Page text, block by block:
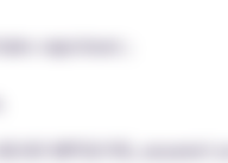
vapoteurs ;
60 MPGV/VG,